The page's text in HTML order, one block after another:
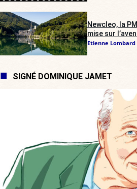
Newcleo, la
mise sur
Etienne Lombard
SIGNÉ DOMINIQUE JAMET